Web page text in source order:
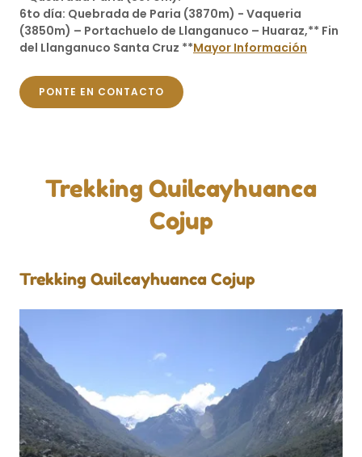
6to día: Quebrada de Paria (3870m) - Vaqueria
(3850m) – Portachuelo de Llanganuco – Huaraz,** Fin
del Llanganuco Santa Cruz **Mayor Información
PONTE EN CONTACTO
Trekking Quilcayhuanca
Cojup
Trekking Quilcayhuanca Cojup